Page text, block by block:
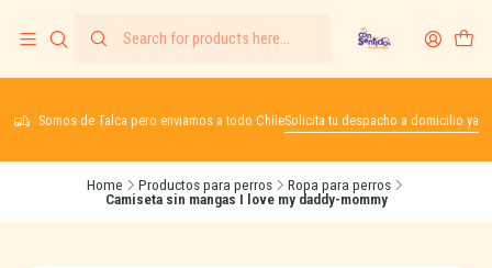
Somos de Talca pero enviamos a todo ChileSolicita tu despacho a domicilio ya
Home Productos para perros
Ropa para perros
Camiseta sin mangas I love my daddy-mommy